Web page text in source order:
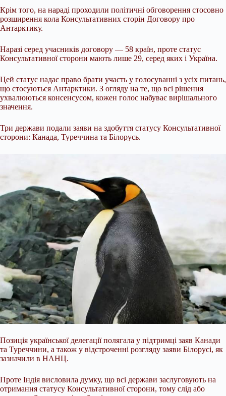
Крім того, на нараді проходили політичні обговорення стосовно
розширення кола Консультативних сторін Договору про
Антарктику.
Наразі серед учасників договору — 58 країн, проте статус
Консультативної сторони мають лише 29, серед яких і Україна.
Цей статус надає право брати участь у голосуванні з усіх питань,
що стосуються Антарктики. З огляду на те, що всі рішення
ухвалюються консенсусом, кожен голос набуває вирішального
значення.
Три держави подали заяви на здобуття статусу Консультативної
сторони: Канада, Туреччина та Білорусь.
Позиція української делегації полягала у підтримці заяв Канади
та Туреччини, а також у відстроченні розгляду заяви Білорусі, як
зазначили в НАНЦ.
Проте Індія висловила думку, що всі держави заслуговують на
отримання статусу Консультативної сторони, тому слід або